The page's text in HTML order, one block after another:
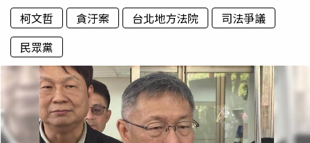
柯文哲 貪汙案 台北地方法院
司法爭議
民眾黨